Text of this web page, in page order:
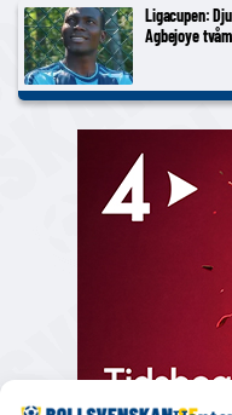
Ligacupen:
Agbejoye